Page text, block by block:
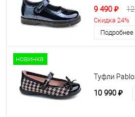
9 490 ₽
Скидка 24%
Подробнее
новинка
Туфли
10 990 ₽